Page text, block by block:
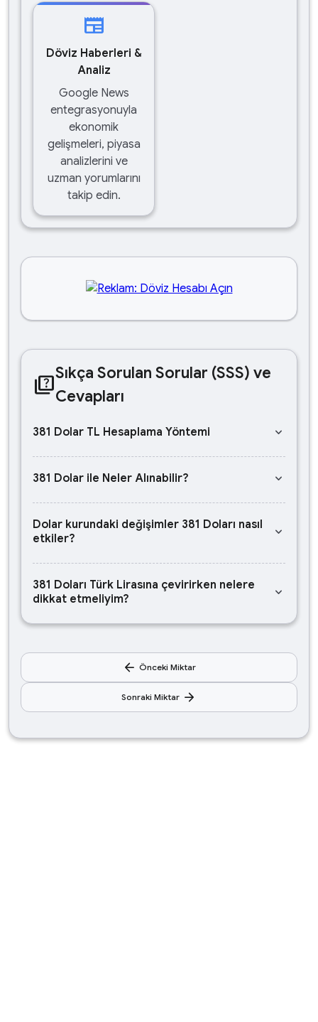
newspaper
Döviz Haberleri &
Analiz
Google News
entegrasyonuyla
ekonomik
gelişmeleri, piyasa
analizlerini ve
uzman yorumlarını
takip edin.
quizSıkça Sorulan Sorular (SSS) ve
Cevapları
381 Dolar TL Hesaplama Yöntemi keyboard_arrow_down
381 Dolar ile Neler Alınabilir? keyboard_arrow_down
Dolar kurundaki değişimler 381 Doları nasıl
etkiler?
keyboard_arrow_down
381 Doları Türk Lirasına çevirirken nelere
dikkat etmeliyim?
keyboard_arrow_down
arrow_back Önceki Miktar
Sonraki Miktar arrow_forward